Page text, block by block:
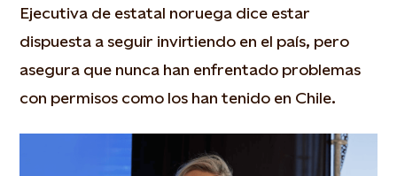
Ejecutiva de estatal noruega dice estar
dispuesta a seguir invirtiendo en el país, pero
asegura que nunca han enfrentado problemas
con permisos como los han tenido en Chile.